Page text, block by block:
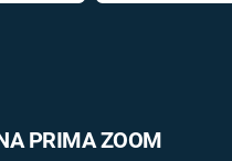
PRIMA ZOOM